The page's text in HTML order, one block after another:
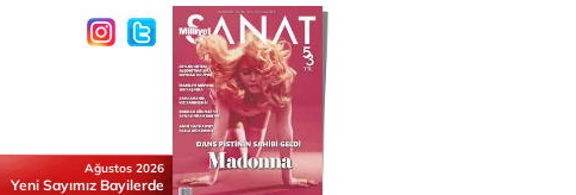
Ağustos 2026
Yeni Sayımız Bayilerde